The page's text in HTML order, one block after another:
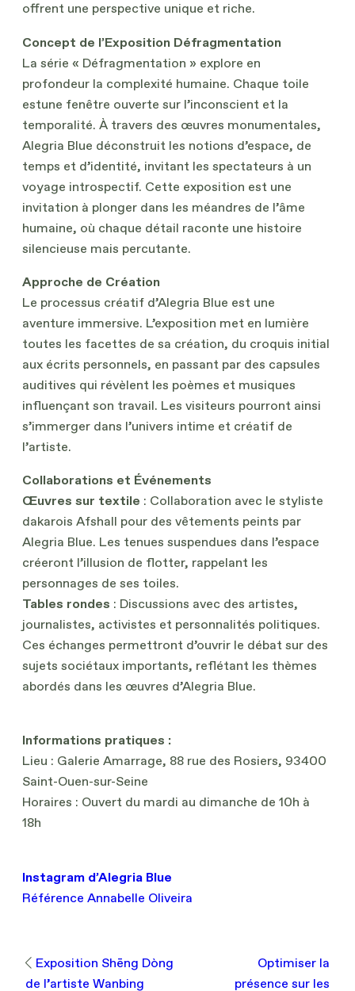
offrent une perspective unique et riche.
Concept de l’Exposition Défragmentation
La série « Défragmentation » explore en
profondeur la complexité humaine. Chaque toile
estune fenêtre ouverte sur l’inconscient et la
temporalité. À travers des œuvres monumentales,
Alegria Blue déconstruit les notions d’espace, de
temps et d’identité, invitant les spectateurs à un
voyage introspectif. Cette exposition est une
invitation à plonger dans les méandres de l’âme
humaine, où chaque détail raconte une histoire
silencieuse mais percutante.
Approche de Création
Le processus créatif d’Alegria Blue est une
aventure immersive. L’exposition met en lumière
toutes les facettes de sa création, du croquis initial
aux écrits personnels, en passant par des capsules
auditives qui révèlent les poèmes et musiques
influençant son travail. Les visiteurs pourront ainsi
s’immerger dans l’univers intime et créatif de
l’artiste.
Collaborations et Événements
Œuvres sur textile : Collaboration avec le styliste
dakarois Afshall pour des vêtements peints par
Alegria Blue. Les tenues suspendues dans l’espace
créeront l’illusion de flotter, rappelant les
personnages de ses toiles.
Tables rondes : Discussions avec des artistes,
journalistes, activistes et personnalités politiques.
Ces échanges permettront d’ouvrir le débat sur des
sujets sociétaux importants, reflétant les thèmes
abordés dans les œuvres d’Alegria Blue.
Informations pratiques :
Lieu : Galerie Amarrage, 88 rue des Rosiers, 93400
Saint-Ouen-sur-Seine
Horaires : Ouvert du mardi au dimanche de 10h à
18h
Instagram d’Alegria Blue
Référence Annabelle Oliveira
Exposition Shēng Dòng
de l’artiste Wanbing
Optimiser la
présence sur les